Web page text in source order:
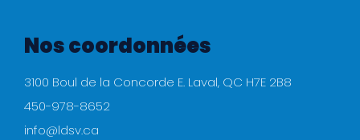
Nos coordonnées
3100 Boul de la Concorde E. Laval, QC H7E 2B8
450-978-8652
info@ldsv.ca